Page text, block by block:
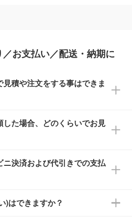
お支払い／配送・納期に
積や注文をする事はできま
文フォームにて『ゲストの
らお進みのうえ、ご依頼く
した場合、どのくらいでお見
にお送りしております。混
お時間をいただくこともご
は、翌営業日以降のご連絡
ニ決済および代引きでの支払
応となります。
)はできますか？